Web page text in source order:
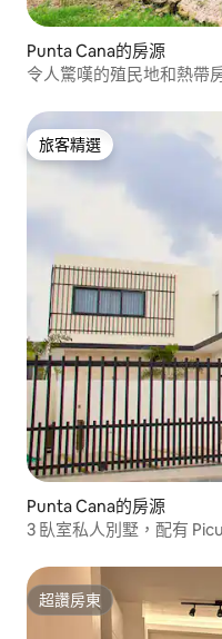
Punta Cana的房源
令人驚嘆的殖民地和熱帶
旅客精選
旅客精選
Punta Cana的房源
3 臥室私人別墅，配有
超讚房東
超讚房東